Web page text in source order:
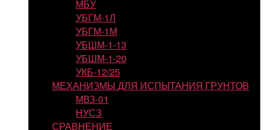
МБУ
УБГМ-1Л
УБГМ-1М
УБШМ-1-13
УБШМ-1-20
УКБ-12/25
МЕХАНИЗМЫ ДЛЯ ИСПЫТАНИЯ ГРУНТОВ
МВЗ-01
НУСЗ
СРАВНЕНИЕ